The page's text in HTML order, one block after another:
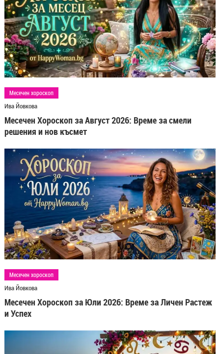
Месечен хороскоп
Ива Йовкова
Месечен Хороскоп за Август 2026: Време за смели
решения и нов късмет
Месечен хороскоп
Ива Йовкова
Месечен Хороскоп за Юли 2026: Време за Личен Растеж
и Успех